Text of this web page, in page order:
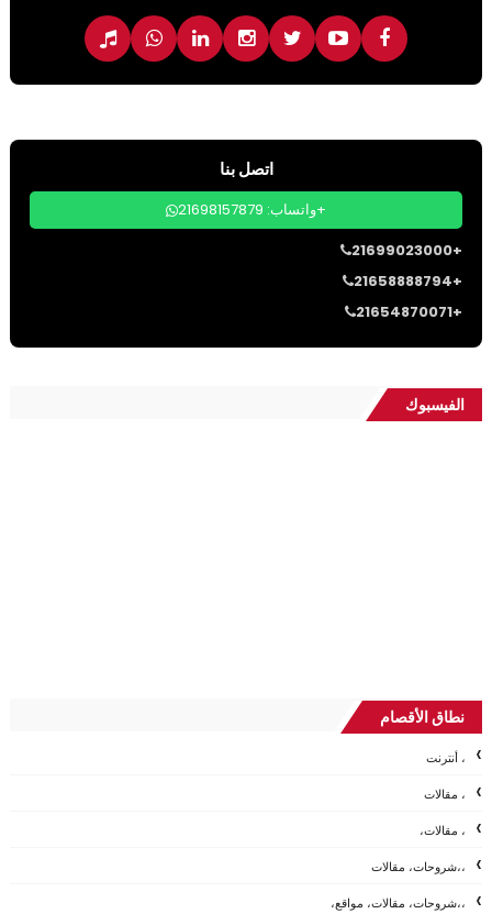
اتصل بنا
واتساب: 21698157879+
21699023000+
21658888794+
21654870071+
الفيسبوك
نطاق الأقصام
، أنترنت
، مقالات
، مقالات،
،،شروحات، مقالات
،،شروحات، مقالات، مواقع،